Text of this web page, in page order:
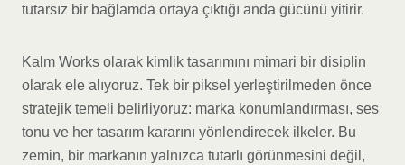
tutarsız bir bağlamda ortaya çıktığı anda gücünü yitirir.
Kalm Works olarak kimlik tasarımını mimari bir disiplin
olarak ele alıyoruz. Tek bir piksel yerleştirilmeden önce
stratejik temeli belirliyoruz: marka konumlandırması, ses
tonu ve her tasarım kararını yönlendirecek ilkeler. Bu
zemin, bir markanın yalnızca tutarlı görünmesini değil,